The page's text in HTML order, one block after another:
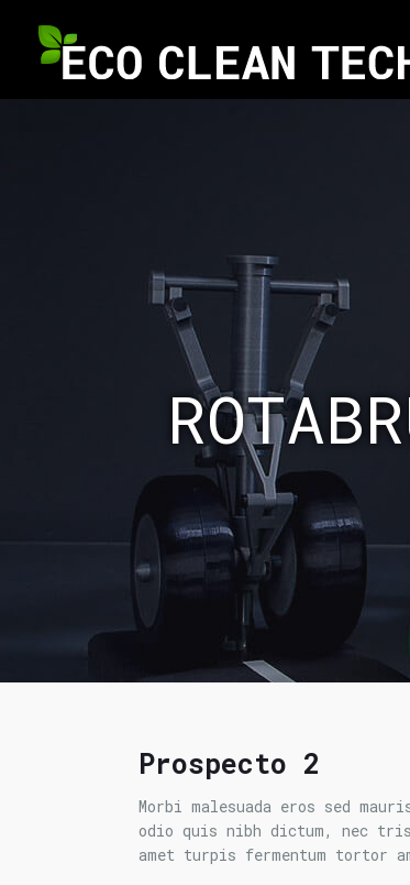
Prospecto 2
Morbi malesuada eros sed
odio quis nibh dictum, nec
amet turpis fermentum tortor